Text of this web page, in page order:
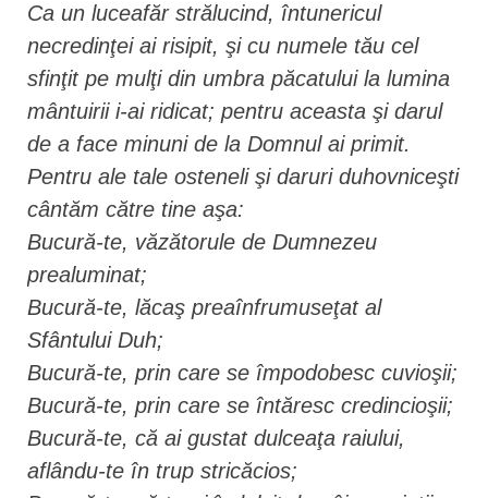
Ca un luceafăr strălucind, întunericul
necredinţei ai risipit, şi cu numele tău cel
sfinţit pe mulţi din umbra păcatului la lumina
mântuirii i-ai ridicat; pentru aceasta şi darul
de a face minuni de la Domnul ai primit.
Pentru ale tale osteneli şi daruri duhovniceşti
cântăm către tine aşa:
Bucură-te, văzătorule de Dumnezeu
prealuminat;
Bucură-te, lăcaş preaînfrumuseţat al
Sfântului Duh;
Bucură-te, prin care se împodobesc cuvioşii;
Bucură-te, prin care se întăresc credincioşii;
Bucură-te, că ai gustat dulceaţa raiului,
aflându-te în trup stricăcios;